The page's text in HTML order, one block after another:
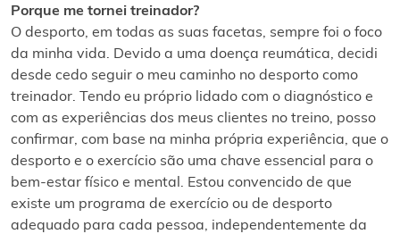
Porque me tornei treinador?
O desporto, em todas as suas facetas, sempre foi o foco
da minha vida. Devido a uma doença reumática, decidi
desde cedo seguir o meu caminho no desporto como
treinador. Tendo eu próprio lidado com o diagnóstico e
com as experiências dos meus clientes no treino, posso
confirmar, com base na minha própria experiência, que o
desporto e o exercício são uma chave essencial para o
bem-estar físico e mental. Estou convencido de que
existe um programa de exercício ou de desporto
adequado para cada pessoa, independentemente da